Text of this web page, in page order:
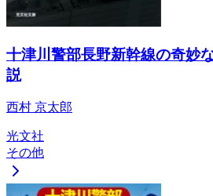
十津川警部長野新幹線の奇妙
説
西村 京太郎
光文社
その他